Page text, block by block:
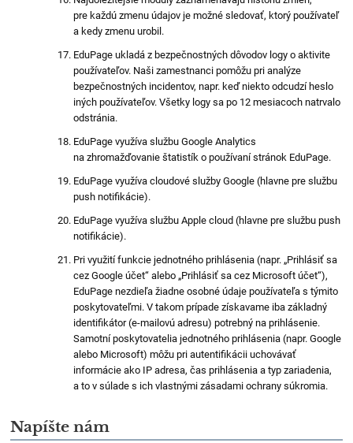
pre každú zmenu údajov je možné sledovať, ktorý používateľ
a kedy zmenu urobil.
EduPage ukladá z bezpečnostných dôvodov logy o aktivite
používateľov. Naši zamestnanci pomôžu pri analýze
bezpečnostných incidentov, napr. keď niekto odcudzí heslo
iných používateľov. Všetky logy sa po 12 mesiacoch natrvalo
odstránia.
EduPage využíva službu Google Analytics
na zhromažďovanie štatistík o používaní stránok EduPage.
EduPage využíva cloudové služby Google (hlavne pre službu
push notifikácie).
EduPage využíva službu Apple cloud (hlavne pre službu push
notifikácie).
Pri využití funkcie jednotného prihlásenia (napr. „Prihlásiť sa
cez Google účet“ alebo „Prihlásiť sa cez Microsoft účet“),
EduPage nezdieľa žiadne osobné údaje používateľa s týmito
poskytovateľmi. V takom prípade získavame iba základný
identifikátor (e-mailovú adresu) potrebný na prihlásenie.
Samotní poskytovatelia jednotného prihlásenia (napr. Google
alebo Microsoft) môžu pri autentifikácii uchovávať
informácie ako IP adresa, čas prihlásenia a typ zariadenia,
a to v súlade s ich vlastnými zásadami ochrany súkromia.
Napíšte nám